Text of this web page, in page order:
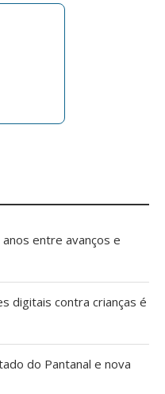
entre avanços e
digitais contra crianças é
do Pantanal e nova